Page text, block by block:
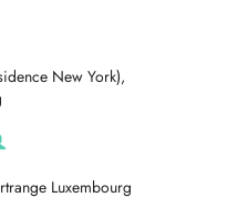
New York),
Luxembourg